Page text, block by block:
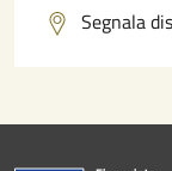
Segnala